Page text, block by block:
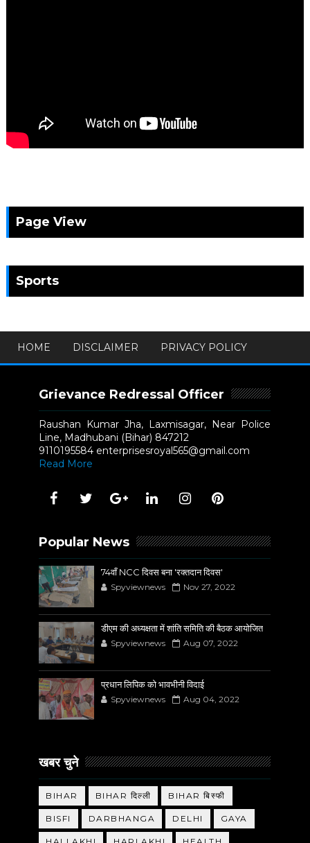
Page View
Sports
HOME DISCLAIMER PRIVACY POLICY
Grievance Redressal Officer
Raushan Kumar Jha, Laxmisagar, Near Police
Line, Madhubani (Bihar) 847212
9110195584 enterprisesroyal565@gmail.com
Read More
Popular News
74वाँ NCC दिवस बना 'रक्तदान दिवस'
Spyviewnews Nov 27, 2022
डीएम की अध्यक्षता में शांति समिति की बैठक आयोजित
Spyviewnews Aug 07, 2022
प्रधान लिपिक को भावभीनी विदाई
Spyviewnews Aug 04, 2022
खबर चुने
BIHAR BIHAR दिल्ली BIHAR बिस्फी
BISFI DARBHANGA DELHI GAYA